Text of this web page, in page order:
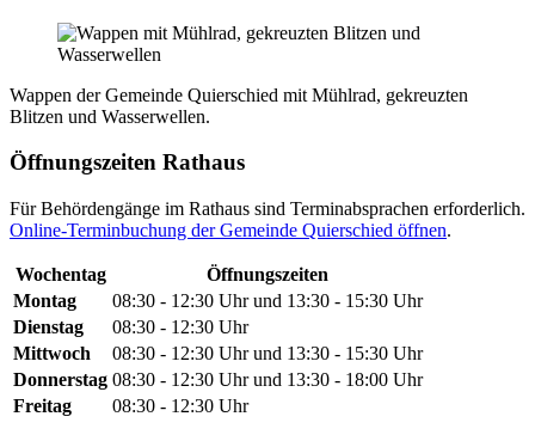
Wappen der Gemeinde Quierschied mit Mühlrad, gekreuzten
Blitzen und Wasserwellen.
Öffnungszeiten Rathaus
Für Behördengänge im Rathaus sind Terminabsprachen erforderlich.
Online-Terminbuchung der Gemeinde Quierschied öffnen.
Wochentag
Öffnungszeiten
Montag
08:30 - 12:30 Uhr und 13:30 - 15:30 Uhr
Dienstag
08:30 - 12:30 Uhr
Mittwoch
08:30 - 12:30 Uhr und 13:30 - 15:30 Uhr
Donnerstag 08:30 - 12:30 Uhr und 13:30 - 18:00 Uhr
Freitag
08:30 - 12:30 Uhr